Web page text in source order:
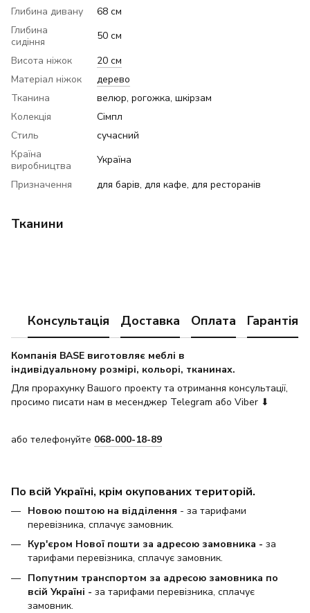
Глибина дивану
68 см
Глибина
сидіння
50 см
Висота ніжок
20 см
Матеріал ніжок
дерево
Тканина
велюр, рогожка, шкірзам
Колекція
Сімпл
Стиль
сучасний
Країна
виробництва
Україна
Призначення
для барів, для кафе, для ресторанів
Тканини
Консультація Доставка Оплата Гарантія
Компанія BASE виготовляє меблі в
індивідуальному розмірі, кольорі, тканинах.
Для прорахунку Вашого проекту та отримання консультації,
просимо писати нам в месенджер Telegram або Viber ⬇
або телефонуйте 068-000-18-89
По всій Україні, крім окупованих територій.
Новою поштою на відділення - за тарифами
перевізника, сплачує замовник.
Кур'єром Нової пошти за адресою замовника - за
тарифами перевізника, сплачує замовник.
Попутним транспортом за адресою замовника по
всій Україні - за тарифами перевізника, сплачує
замовник.